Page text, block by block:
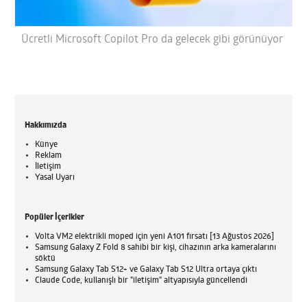
Ücretli Microsoft Copilot Pro da gelecek gibi görünüyor
Hakkımızda
Künye
Reklam
İletişim
Yasal Uyarı
Popüler İçerikler
Volta VM2 elektrikli moped için yeni A101 fırsatı [13 Ağustos 2026]
Samsung Galaxy Z Fold 8 sahibi bir kişi, cihazının arka kameralarını
söktü
Samsung Galaxy Tab S12+ ve Galaxy Tab S12 Ultra ortaya çıktı
Claude Code, kullanışlı bir "iletişim" altyapısıyla güncellendi